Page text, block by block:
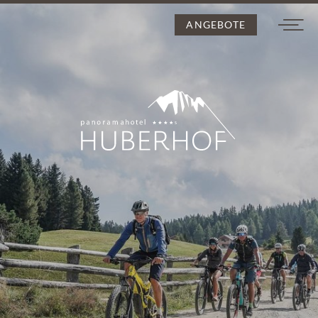
Der Huberhof
Zimmer und Preise
ANGEBOTE